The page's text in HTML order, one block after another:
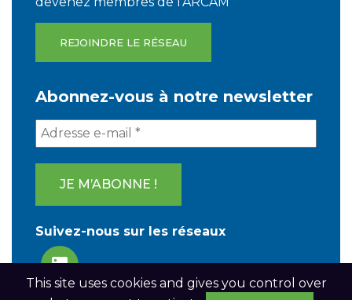
REJOINDRE LE RÉSEAU
Abonnez-vous à notre newsletter
Suivez-nous sur les réseaux
This site uses cookies and gives you control over